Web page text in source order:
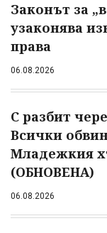
Законът за
узаконява
права
06.08.2026
С разбит
Всички
Младежкия
(ОБНОВЕНА)
06.08.2026